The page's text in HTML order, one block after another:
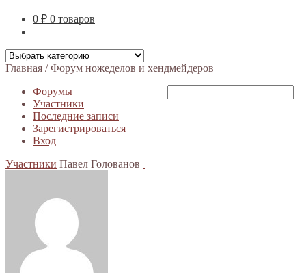
0 ₽ 0 товаров
Главная /Форум ножеделов и хендмейдеров
Форумы
Участники
Последние записи
Зарегистрироваться
Вход
Участники Павел Голованов